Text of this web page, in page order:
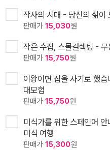
작사의 시대 - 당신의 삶이
판매가 15,030원
작은 수집, 스몰컬렉팅 -
판매가 15,750원
이왕이면 집을 사기로 했
대모험
판매가 15,750원
미식가를 위한 스페인어
미식 여행
판매가 15,300원